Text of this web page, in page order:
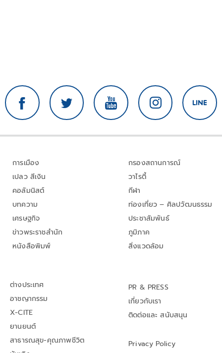
การเมือง
เปลว สีเงิน
คอลัมนิสต์
บทความ
เศรษฐกิจ
ข่าวพระราชสำนัก
หนังสือพิมพ์
กรองสถานการณ์
วาไรตี้
กีฬา
ท่องเที่ยว – ศิลปวัฒนธรรม
ประชาสัมพันธ์
ภูมิภาค
สิ่งแวดล้อม
ต่างประเทศ
อาชญากรรม
X-CITE
ยานยนต์
สาธารณสุข-คุณภาพชีวิต
PR & PRESS
เกี่ยวกับเรา
ติดต่อและ สนับสนุน
Privacy Policy